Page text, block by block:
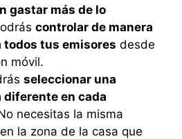
gastar más de lo
controlar de manera
tus emisores desde
móvil.
seleccionar una
en cada
necesitas la misma
la zona de la casa que